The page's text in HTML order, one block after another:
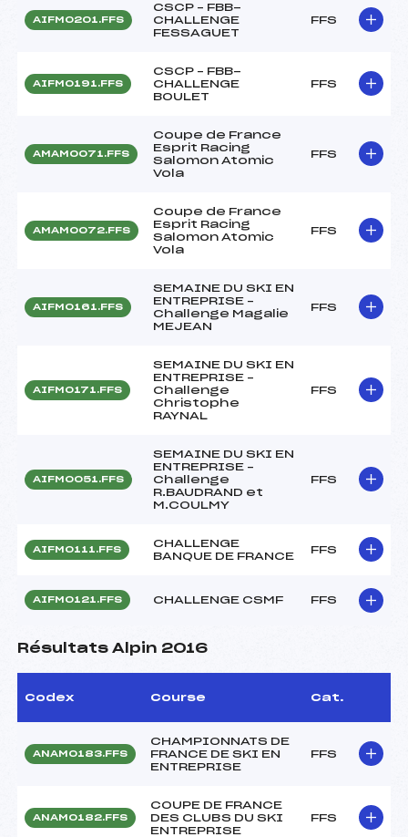
AIFM0201.FFS
CSCP – FBB-
CHALLENGE
FESSAGUET
FFS
AIFM0191.FFS
CSCP – FBB-
CHALLENGE
BOULET
FFS
AMAM0071.FFS
Coupe de France
Esprit Racing
Salomon Atomic
Vola
FFS
AMAM0072.FFS
Coupe de France
Esprit Racing
Salomon Atomic
Vola
FFS
AIFM0161.FFS
SEMAINE DU SKI EN
ENTREPRISE –
Challenge Magalie
MEJEAN
FFS
AIFM0171.FFS
SEMAINE DU SKI EN
ENTREPRISE –
Challenge
Christophe
RAYNAL
FFS
AIFM0051.FFS
SEMAINE DU SKI EN
ENTREPRISE –
Challenge
R.BAUDRAND et
M.COULMY
FFS
AIFM0111.FFS
CHALLENGE
BANQUE DE FRANCE
FFS
AIFM0121.FFS CHALLENGE CSMF FFS
Résultats Alpin 2016
Codex Course Cat.
ANAM0183.FFS
CHAMPIONNATS DE
FRANCE DE SKI EN
ENTREPRISE
FFS
ANAM0182.FFS
COUPE DE FRANCE
DES CLUBS DU SKI
ENTREPRISE
FFS